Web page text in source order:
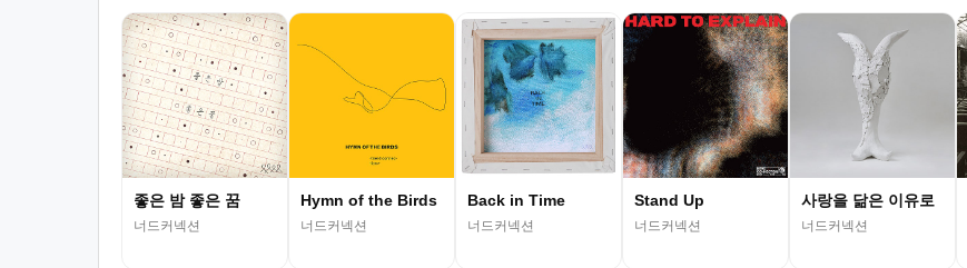
좋은 밤 좋은 꿈
너드커넥션
Hymn of the Birds
너드커넥션
Back in Time
너드커넥션
Stand Up
너드커넥션
사랑을 닮은 이유로
너드커넥션